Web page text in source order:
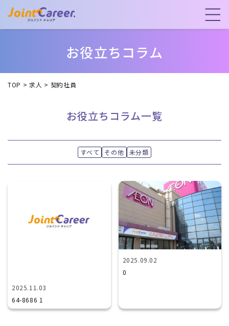
お役立ちコラム
TOP >求人 > 契約社員
お役立ちコラム一覧
すべて その他 未分類
2025.11.03
64-8686 1
2025.09.02
0